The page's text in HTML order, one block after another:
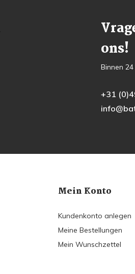
ons!
Binnen
+31
Mein Konto
Kundenkonto anlegen
Meine Bestellungen
Mein Wunschzettel